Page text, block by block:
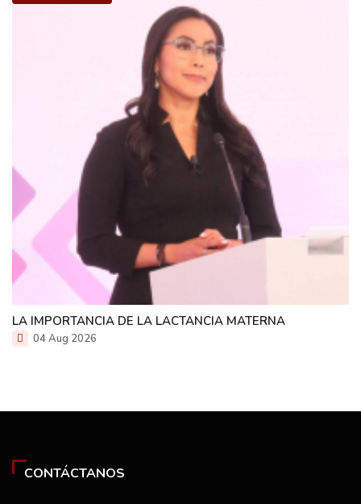
LA IMPORTANCIA DE LA LACTANCIA MATERNA
04 Aug 2026
CONTÁCTANOS